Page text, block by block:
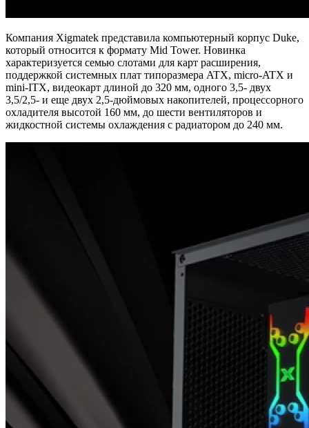
Компания Xigmatek представила компьютерный корпус Duke,
который относится к формату Mid Tower. Новинка
характеризуется семью слотами для карт расширения,
поддержкой системных плат типоразмера ATX, micro-ATX и
mini-ITX, видеокарт длиной до 320 мм, одного 3,5- двух
3,5/2,5- и еще двух 2,5-дюймовых накопителей, процессорного
охладителя высотой 160 мм, до шести вентиляторов и
жидкостной системы охлаждения с радиатором до 240 мм.